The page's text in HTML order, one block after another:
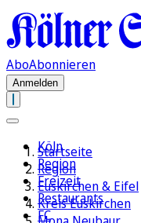
AboAbonnieren
Anmelden
Köln
Region
Freizeit
Restaurants
FC
Startseite
Region
Euskirchen & Eifel
Kreis Euskirchen